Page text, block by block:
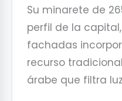
Su minarete de
perfil de la
fachadas
recurso
árabe que filtra